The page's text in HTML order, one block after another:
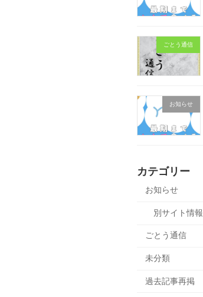
ごとう通信
お知らせ
カテゴリー
お知らせ
別サイト情報
ごとう通信
未分類
過去記事再掲